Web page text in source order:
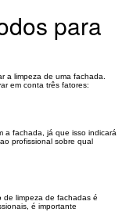
para
a limpeza de uma fachada.
em conta três fatores:
a fachada, já que isso indicará
profissional sobre qual
de limpeza de fachadas é
é importante